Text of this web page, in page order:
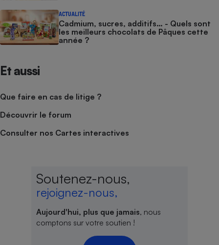
ACTUALITÉ
Cadmium, sucres, additifs… - Quels sont
les meilleurs chocolats de Pâques cette
année ?
Et aussi
Que faire en cas de litige ?
Découvrir le forum
Consulter nos Cartes interactives
Soutenez-nous,
rejoignez-nous,
Aujourd'hui, plus que jamais, nous
comptons sur votre soutien !